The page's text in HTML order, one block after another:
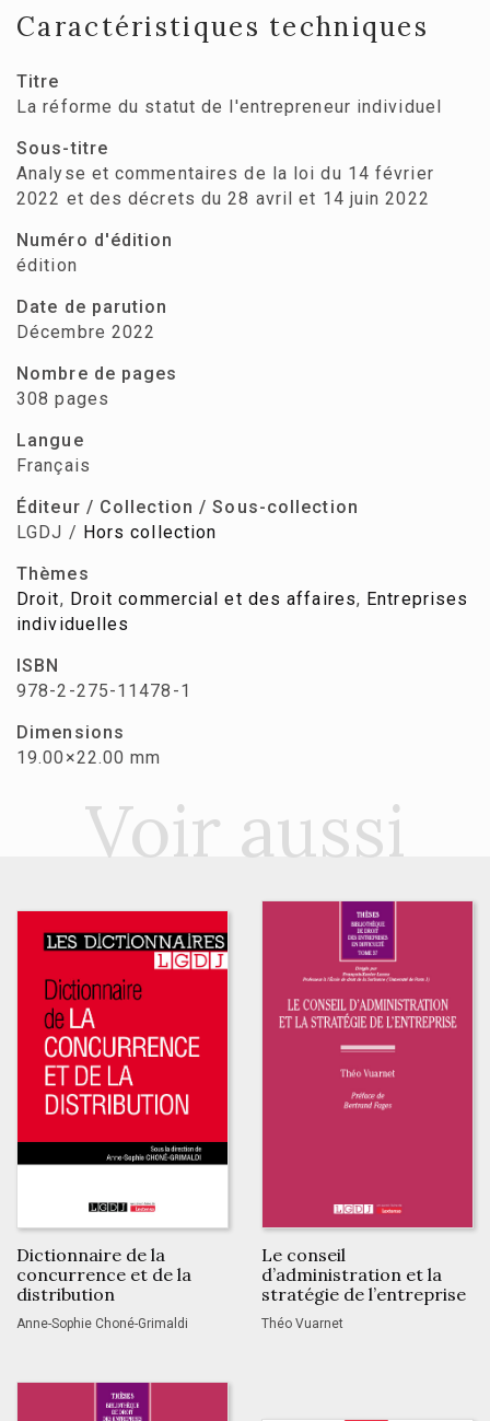
Caractéristiques techniques
Titre
La réforme du statut de l'entrepreneur individuel
Sous-titre
Analyse et commentaires de la loi du 14 février
2022 et des décrets du 28 avril et 14 juin 2022
Numéro d'édition
édition
Date de parution
Décembre 2022
Nombre de pages
308 pages
Langue
Français
Éditeur / Collection / Sous-collection
LGDJ / Hors collection
Thèmes
Droit, Droit commercial et des affaires, Entreprises
individuelles
ISBN
978-2-275-11478-1
Dimensions
19.00×22.00 mm
Voir aussi
Dictionnaire de la
concurrence et de la
distribution
Anne-Sophie Choné-Grimaldi
Le conseil
d’administration et la
stratégie de l’entreprise
Théo Vuarnet